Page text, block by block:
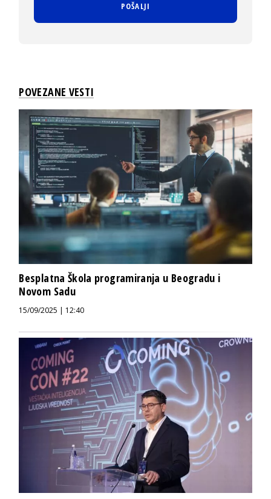
POVEZANE VESTI
Besplatna Škola programiranja u Beogradu i
Novom Sadu
15/09/2025 | 12:40